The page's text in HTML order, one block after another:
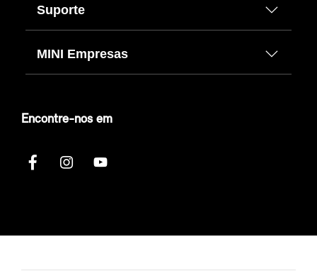
Suporte
MINI Empresas
Encontre-nos em